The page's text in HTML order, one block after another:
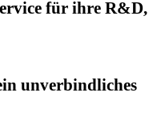
für ihre R&D,
unverbindliches